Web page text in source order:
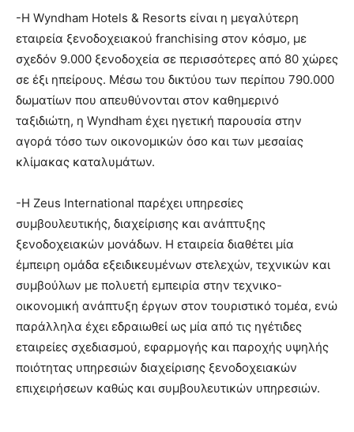
-Η Wyndham Hotels & Resorts είναι η μεγαλύτερη
εταιρεία ξενοδοχειακού franchising στον κόσμο, με
σχεδόν 9.000 ξενοδοχεία σε περισσότερες από 80 χώρες
σε έξι ηπείρους. Μέσω του δικτύου των περίπου 790.000
δωματίων που απευθύνονται στον καθημερινό
ταξιδιώτη, η Wyndham έχει ηγετική παρουσία στην
αγορά τόσο των οικονομικών όσο και των μεσαίας
κλίμακας καταλυμάτων.
-Η Zeus International παρέχει υπηρεσίες
συμβουλευτικής, διαχείρισης και ανάπτυξης
ξενοδοχειακών μονάδων. Η εταιρεία διαθέτει μία
έμπειρη ομάδα εξειδικευμένων στελεχών, τεχνικών και
συμβούλων με πολυετή εμπειρία στην τεχνικο-
οικονομική ανάπτυξη έργων στον τουριστικό τομέα, ενώ
παράλληλα έχει εδραιωθεί ως μία από τις ηγέτιδες
εταιρείες σχεδιασμού, εφαρμογής και παροχής υψηλής
ποιότητας υπηρεσιών διαχείρισης ξενοδοχειακών
επιχειρήσεων καθώς και συμβουλευτικών υπηρεσιών.